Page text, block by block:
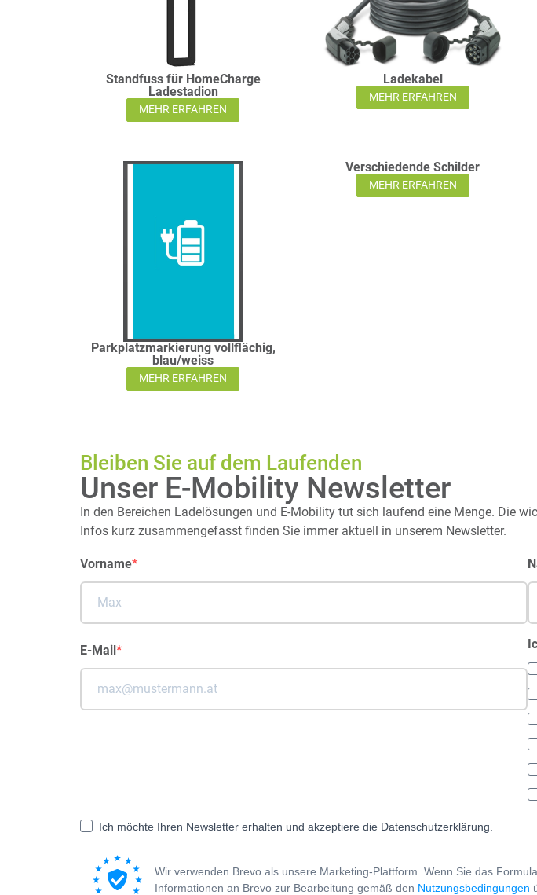
Standfuss für HomeCharge
Ladestadion
MEHR ERFAHREN
Ladekabel
MEHR ERFAHREN
Parkplatzmarkierung vollflächig,
blau/weiss
MEHR ERFAHREN
Verschiedende Schilder
MEHR ERFAHREN
Bleiben Sie auf dem Laufenden
Unser E-Mobility Newsletter
In den Bereichen Ladelösungen und E-Mobility tut sich laufend eine Menge. Die
Infos kurz zusammengefasst finden Sie immer aktuell in unserem Newsletter.
Vorname
E-Mail
Ich möchte Ihren Newsletter erhalten und akzeptiere die Datenschutzerklärung.
Wir verwenden Brevo als unsere Marketing-Plattform. Wenn Sie das
Informationen an Brevo zur Bearbeitung gemäß den Nutzungsbedingungen